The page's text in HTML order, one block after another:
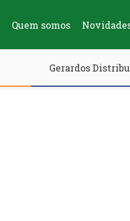
Quem somos
Gerardos